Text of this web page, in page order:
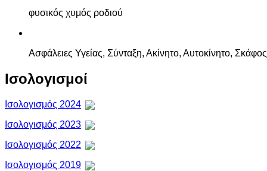
φυσικός χυμός ροδιού
Ασφάλειες Υγείας, Σύνταξη, Ακίνητο, Αυτοκίνητο, Σκάφος
Ισολογισμοί
Ισολογισμός 2024
Ισολογισμός 2023
Ισολογισμός 2022
Ισολογισμός 2019